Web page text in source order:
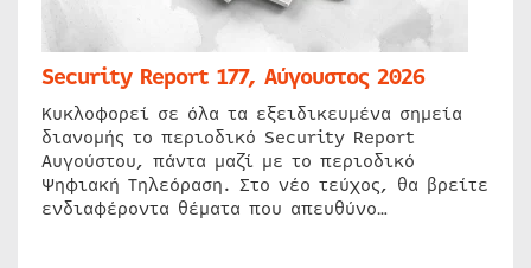
Security Report 177, Αύγουστος 2026
Κυκλοφορεί σε όλα τα εξειδικευμένα σημεία
διανομής το περιοδικό Security Report
Αυγούστου, πάντα μαζί με το περιοδικό
Ψηφιακή Τηλεόραση. Στο νέο τεύχος, θα βρείτε
ενδιαφέροντα θέματα που απευθύνο…